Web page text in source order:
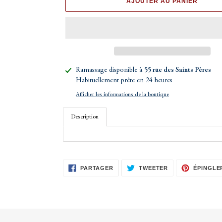
Ajout
produit
Ramassage disponible à 55 rue des Saints Pères
Habituellement prête en 24 heures
Afficher les informations de la boutique
Description
PARTAGER PARTAGERTWEETER TWEETER